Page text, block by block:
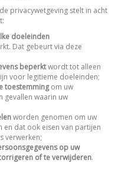
privacywetgeving stelt in acht
doeleinden
Dat gebeurt via deze
beperktwordt tot alleen
voor legitieme doeleinden;
toestemmingom uw
gevallen waarin uw
worden genomen om uw
en dat ook eisen van partijen
verwerken;
op uw
of te verwijderen.